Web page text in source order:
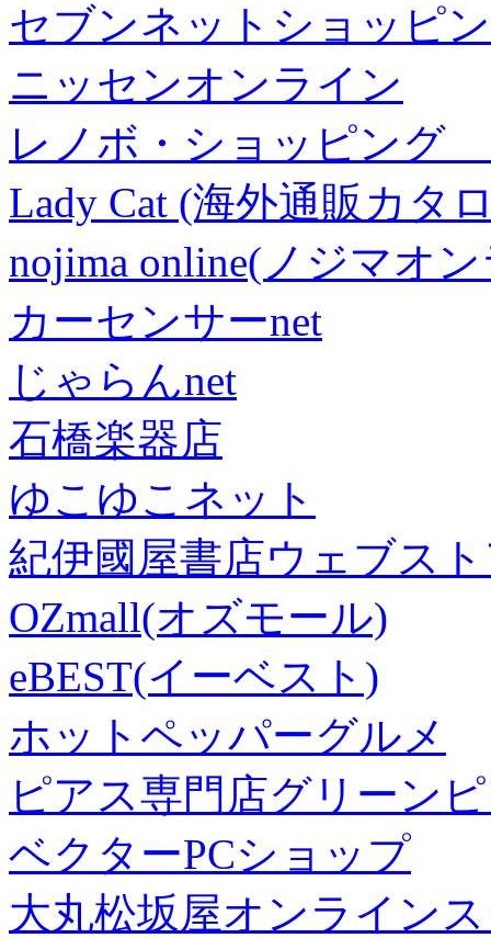
セブンネットショッピ
ニッセンオンライン
レノボ・ショッピング
Lady Cat (海外通販カタ
nojima online(ノジマオ
カーセンサーnet
じゃらんnet
石橋楽器店
ゆこゆこネット
紀伊國屋書店ウェブス
OZmall(オズモール)
eBEST(イーベスト)
ホットペッパーグルメ
ピアス専門店グリーン
ベクターPCショップ
大丸松坂屋オンライン